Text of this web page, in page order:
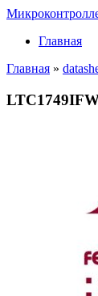
Главная
Главная »